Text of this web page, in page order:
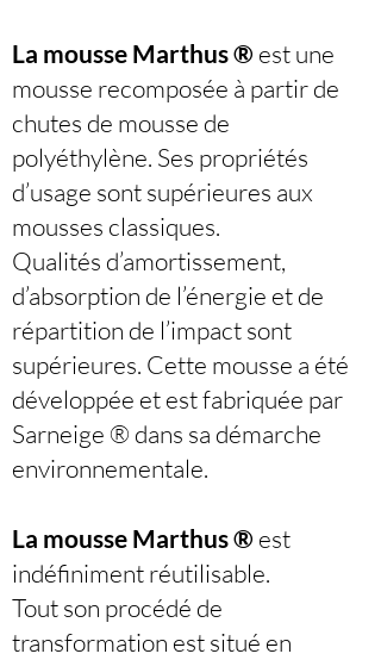
La mousse Marthus ® est une
mousse recomposée à partir de
chutes de mousse de
polyéthylène. Ses propriétés
d’usage sont supérieures aux
mousses classiques.
Qualités d’amortissement,
d’absorption de l’énergie et de
répartition de l’impact sont
supérieures. Cette mousse a été
développée et est fabriquée par
Sarneige ® dans sa démarche
environnementale.
La mousse Marthus ® est
indéfiniment réutilisable.
Tout son procédé de
transformation est situé en